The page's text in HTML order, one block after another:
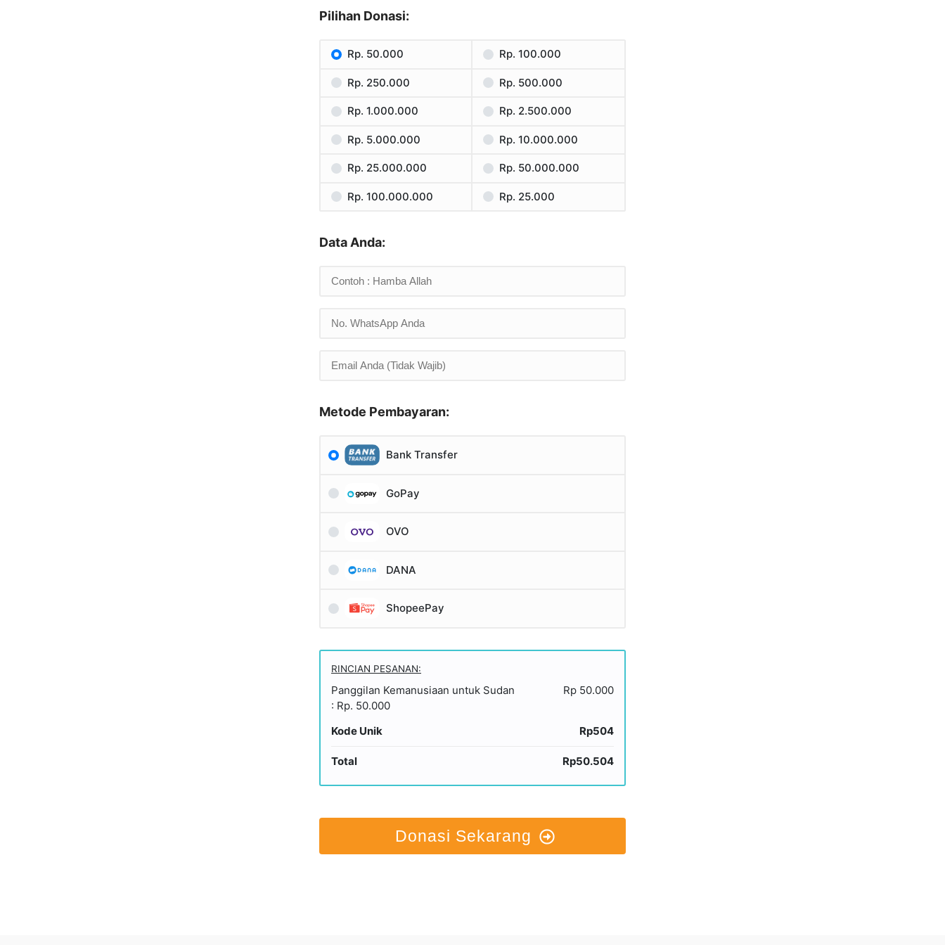
Pilihan Donasi:
Rp. 50.000 Rp. 100.000
Rp. 250.000 Rp. 500.000
Rp. 1.000.000 Rp. 2.500.000
Rp. 5.000.000 Rp. 10.000.000
Rp. 25.000.000 Rp. 50.000.000
Rp. 100.000.000 Rp. 25.000
Data Anda:
Metode Pembayaran:
Bank Transfer
GoPay
OVO
DANA
ShopeePay
RINCIAN PESANAN:
Panggilan Kemanusiaan untuk Sudan
: Rp. 50.000
Rp 50.000
Kode Unik Rp504
Total Rp50.504
Donasi Sekarang